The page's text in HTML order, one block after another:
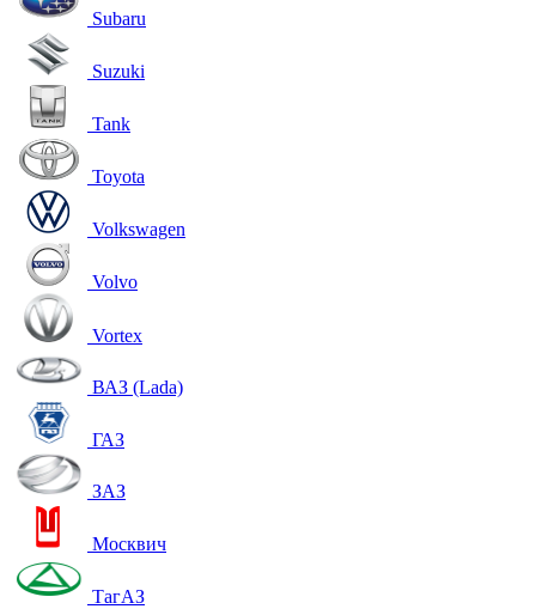
Subaru
Suzuki
Tank
Toyota
Volkswagen
Volvo
Vortex
ВАЗ (Lada)
ГАЗ
ЗАЗ
Москвич
ТагАЗ